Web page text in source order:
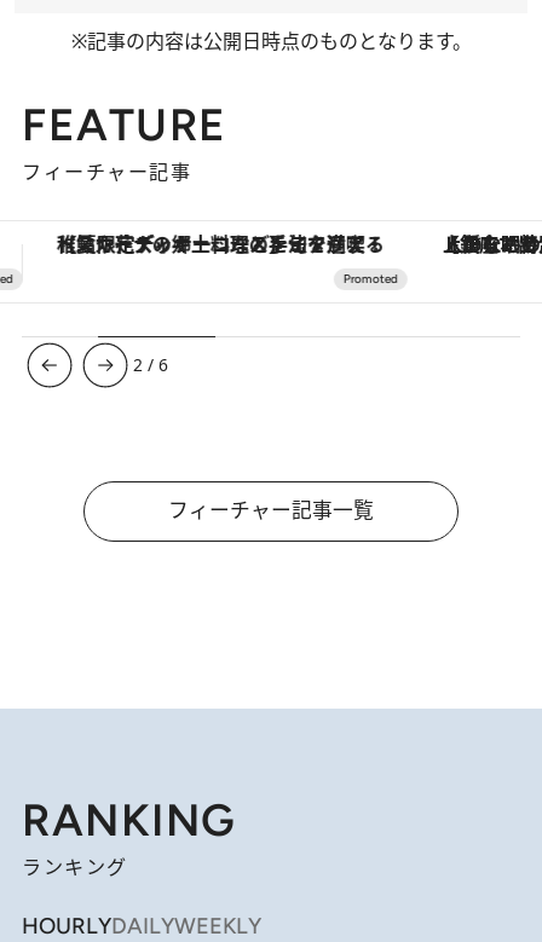
※記事の内容は公開日時点のものとなります。
FEATURE
フィーチャー記事
【銀座で出合う最旬美容】美髪ケアや上質な眠り…セルフケアのアップデートから、特別な名入れギフトまで。大人のための「ReFa GINZA」クルーズ
3 /6
フィーチャー記事一覧
RANKING
ランキング
HOURLYDAILYWEEKLY